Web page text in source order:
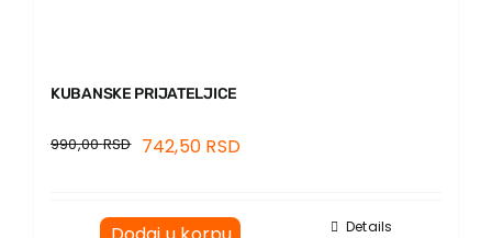
KUBANSKE PRIJATELJICE
990,00RSD 742,50 RSD
Details